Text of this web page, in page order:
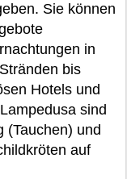
Sie können
in
bis
Hotels und
sind
(Tauchen) und
auf